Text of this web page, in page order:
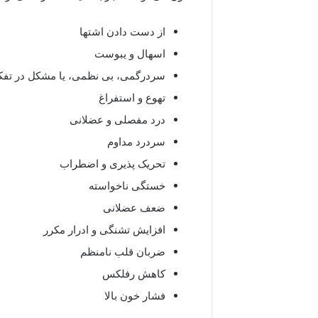
از دست دادن اشتها
اسهال و یبوست
سردرگمی، بی نظمی، یا مشکل در
تهوع و استفراغ
درد مفصلی و عضلانی
سردرد مداوم
تحریک پذیری و اضطراب
خستگی ناخواسته
ضعف عضلانی
افزایش تشنگی و ادرار مکرر
ضربان قلب نامنظم
کاهش رفلکس
فشار خون بالا